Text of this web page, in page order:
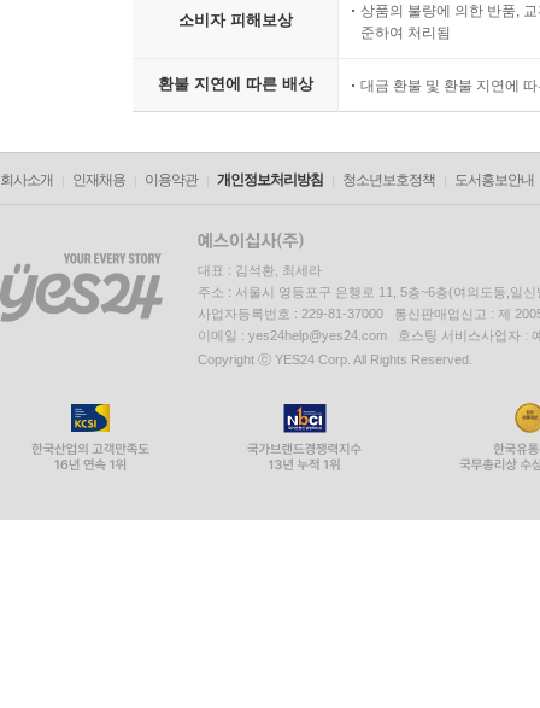
소비자 피해보상
상품의 불량에 의한 반품,
준하여 처리됨
환불 지연에 따른 배상 대금 환불 및 환불 지연에
회사소개 인재채용 이용약관 개인정보처리방침 청소년보호정책 도서홍보안내
대표 : 김석환, 최세라
주소 : 서울시 영등포구 은행로 11, 5층~6층(여의도동,일신
사업자등록번호 : 229-81-37000 통신판매업신고 : 제
이메일 : yes24help@yes24.com 호스팅 서비스사업자 :
Copyright ⓒ YES24 Corp. All Rights Reserved.